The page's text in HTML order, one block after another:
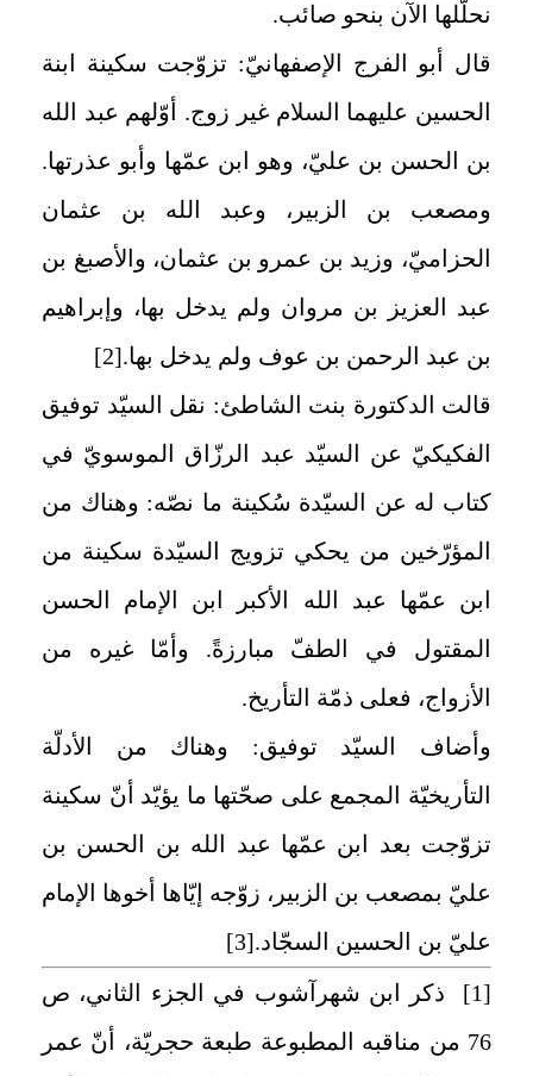
نحلّلها الآن بنحو صائب.
قال أبو الفرج الإصفهانيّ: تزوّجت سكينة ابنة
الحسين عليهما السلام غير زوج. أوّلهم عبد الله
بن الحسن بن عليّ، وهو ابن عمّها وأبو عذرتها.
ومصعب بن الزبير، وعبد الله بن عثمان
الحزاميّ، وزيد بن عمرو بن عثمان، والأصبغ بن
عبد العزيز بن مروان ولم يدخل بها، وإبراهيم
بن عبد الرحمن بن عوف ولم يدخل بها.[2]
قالت الدكتورة بنت الشاطئ: نقل السيّد توفيق
الفكيكيّ عن السيّد عبد الرزّاق الموسويّ في
كتاب له عن السيّدة سُكينة ما نصّه: وهناك من
المؤرّخين من يحكي تزويج السيّدة سكينة من
ابن عمّها عبد الله الأكبر ابن الإمام الحسن
المقتول في الطفّ مبارزةً. وأمّا غيره من
الأزواج، فعلى ذمّة التأريخ.
وأضاف السيّد توفيق: وهناك من الأدلّة
التأريخيّة المجمع على صحّتها ما يؤيّد أنّ سكينة
تزوّجت بعد ابن عمّها عبد الله بن الحسن بن
عليّ بمصعب بن الزبير، زوّجه إيّاها أخوها الإمام
عليّ بن الحسين السجّاد.[3]
[1]
ذكر ابن شهرآشوب في الجزء الثاني، ص
76 من مناقبه المطبوعة طبعة حجريّة، أنّ عمر